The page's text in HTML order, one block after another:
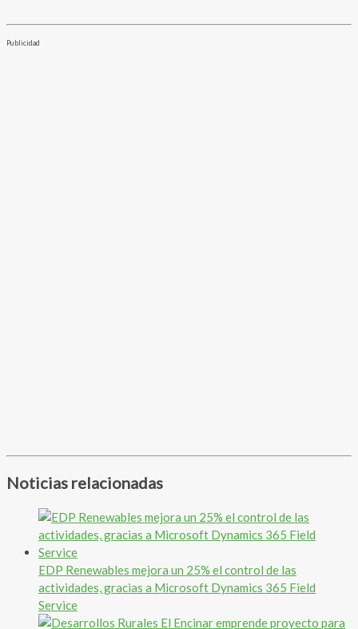
Publicidad
Noticias relacionadas
EDP Renewables mejora un 25% el control de las
actividades, gracias a Microsoft Dynamics 365 Field
Service